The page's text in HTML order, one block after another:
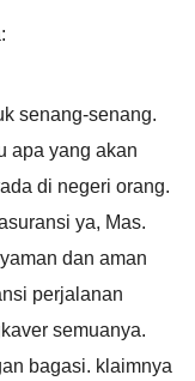
senang-senang.
apa yang akan
di negeri orang.
ya, Mas.
dan aman
perjalanan
semuanya.
bagasi. klaimnya